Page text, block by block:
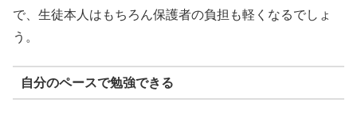
で、生徒本人はもちろん保護者の負担も軽くなるでしょ
う。
自分のペースで勉強できる